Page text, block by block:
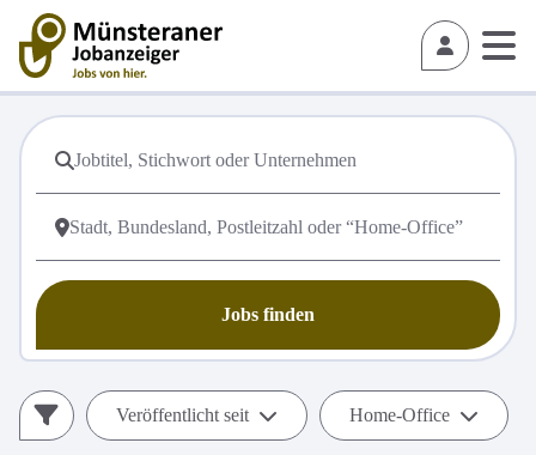
Jobs finden
Veröffentlicht seit Home-Office